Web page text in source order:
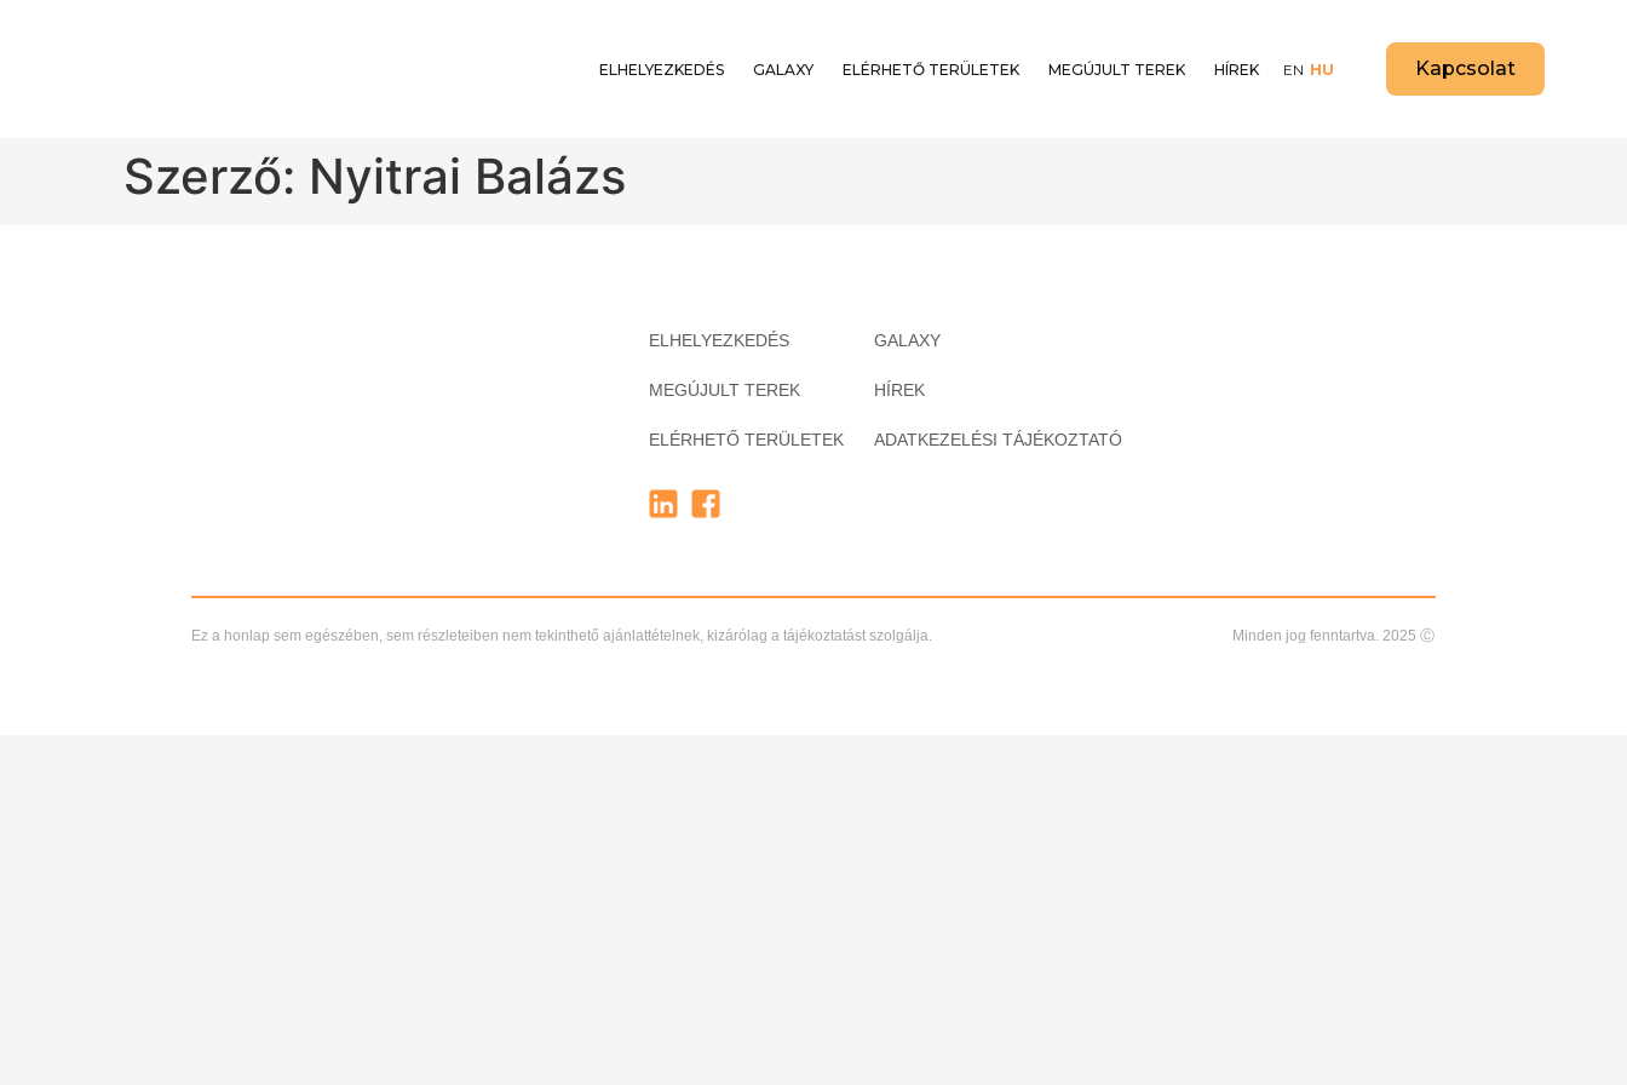
ELHELYEZKEDÉS GALAXY ELÉRHETŐ TERÜLETEK MEGÚJULT TEREK HÍREK EN HU Kapcsolat
Szerző: Nyitrai Balázs
ELHELYEZKEDÉS
MEGÚJULT TEREK
ELÉRHETŐ TERÜLETEK
GALAXY
HÍREK
ADATKEZELÉSI TÁJÉKOZTATÓ
Ez a honlap sem egészében, sem részleteiben nem tekinthető ajánlattételnek, kizárólag a tájékoztatást szolgálja. Minden jog fenntartva. 2025 Ⓒ